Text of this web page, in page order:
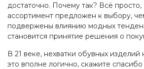
достаточно. Почему так? Всё
ассортимент предложен к выбору,
подвержены влиянию модных
становится принятие решения о
В 21 веке, нехватки обувных изделий
это вполне логично, скажите